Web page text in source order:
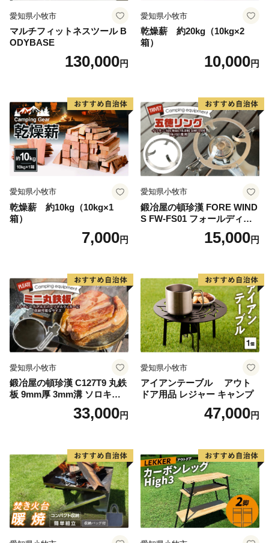
愛知県小牧市
マルチフィットネスツール B
ODYBASE
130,000円
愛知県小牧市
乾燥薪 約20kg（10kg×2
箱）
10,000円
愛知県小牧市
乾燥薪 約10kg（10kg×1
箱）
7,000円
愛知県小牧市
鍛冶屋の頓珍漢 FORE WIND
S FW-FS01 フォールディン
グ キャンプストーブ専用 五
15,000円
愛知県小牧市
鍛冶屋の頓珍漢 C127T9 丸鉄
板 9mm厚 3mm溝 ソロキャ
ンプ用 専用ハンドル付き ス
ノーピーク アルミパーソナ
33,000円
愛知県小牧市
アイアンテーブル アウト
ドア用品 レジャー キャンプ
47,000円